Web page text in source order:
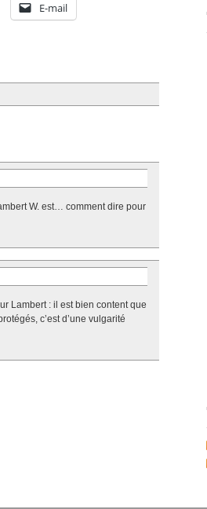
E-mail
W. est… comment dire pour
Lambert : il est bien content que
c’est d’une vulgarité